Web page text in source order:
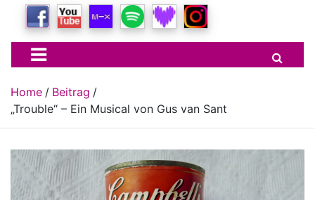
Home
Beitrag
„Trouble“ – Ein Musical von Gus van Sant